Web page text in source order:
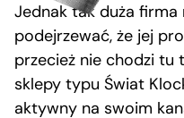
Jednak tak duża firma
podejrzewać, że jej
przecież nie chodzi tu
sklepy typu Świat
aktywny na swoim